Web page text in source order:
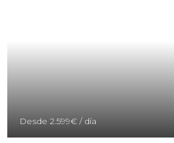
Desde 2.599€ / día